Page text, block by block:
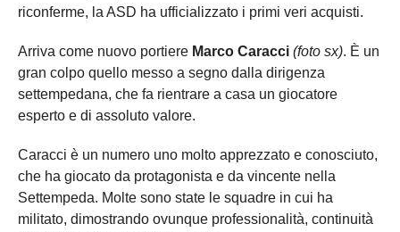
riconferme, la ASD ha ufficializzato i primi veri acquisti.
Arriva come nuovo portiere Marco Caracci (foto sx). È un
gran colpo quello messo a segno dalla dirigenza
settempedana, che fa rientrare a casa un giocatore
esperto e di assoluto valore.
Caracci è un numero uno molto apprezzato e conosciuto,
che ha giocato da protagonista e da vincente nella
Settempeda. Molte sono state le squadre in cui ha
militato, dimostrando ovunque professionalità, continuità